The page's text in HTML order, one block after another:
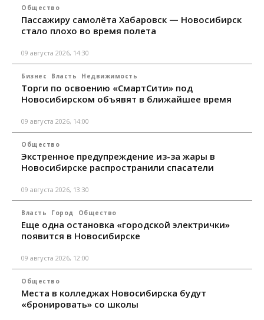
Общество
Пассажиру самолёта Хабаровск — Новосибирск
стало плохо во время полета
09 августа 2026, 14:30
Бизнес Власть Недвижимость
Торги по освоению «СмартСити» под
Новосибирском объявят в ближайшее время
09 августа 2026, 14:00
Общество
Экстренное предупреждение из-за жары в
Новосибирске распространили спасатели
09 августа 2026, 13:30
Власть Город Общество
Еще одна остановка «городской электрички»
появится в Новосибирске
09 августа 2026, 12:00
Общество
Места в колледжах Новосибирска будут
«бронировать» со школы